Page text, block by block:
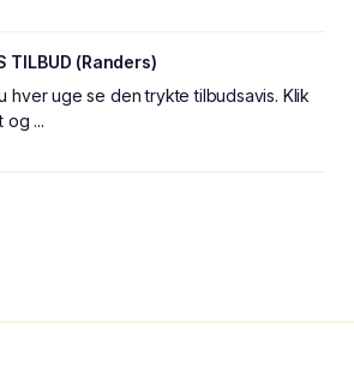
TILBUD (Randers)
hver uge se den trykte tilbudsavis. Klik
og ...